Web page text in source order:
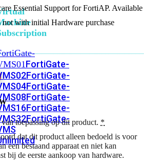
FortiGate-
FortiGate-
FortiGate-
FortiGate-
FortiGate-
FortiGate-
Essential Support for FortiAP. Available
with initial Hardware purchase
toepassing op dit product. *
dat dit product alleen bedoeld is voor
een bestaand apparaat en niet kan
bij de eerste aankoop van hardware.